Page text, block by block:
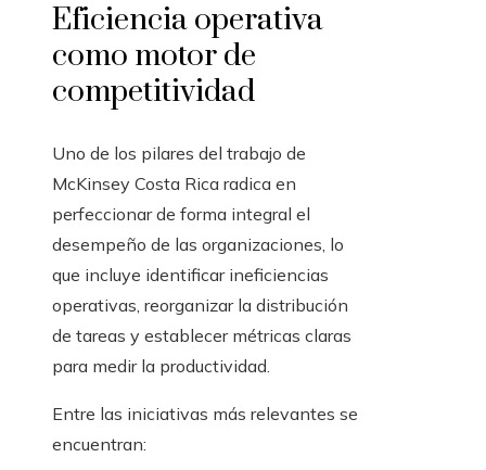
Eficiencia operativa
como motor de
competitividad
Uno de los pilares del trabajo de
McKinsey Costa Rica radica en
perfeccionar de forma integral el
desempeño de las organizaciones, lo
que incluye identificar ineficiencias
operativas, reorganizar la distribución
de tareas y establecer métricas claras
para medir la productividad.
Entre las iniciativas más relevantes se
encuentran: